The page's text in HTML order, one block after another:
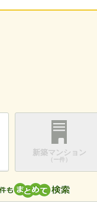
新築マンション
（ー件）